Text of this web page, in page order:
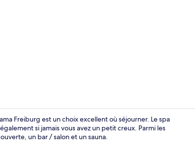
Freiburg est un choix excellent où séjourner. Le spa
si jamais vous avez un petit creux. Parmi les
un bar / salon et un sauna.